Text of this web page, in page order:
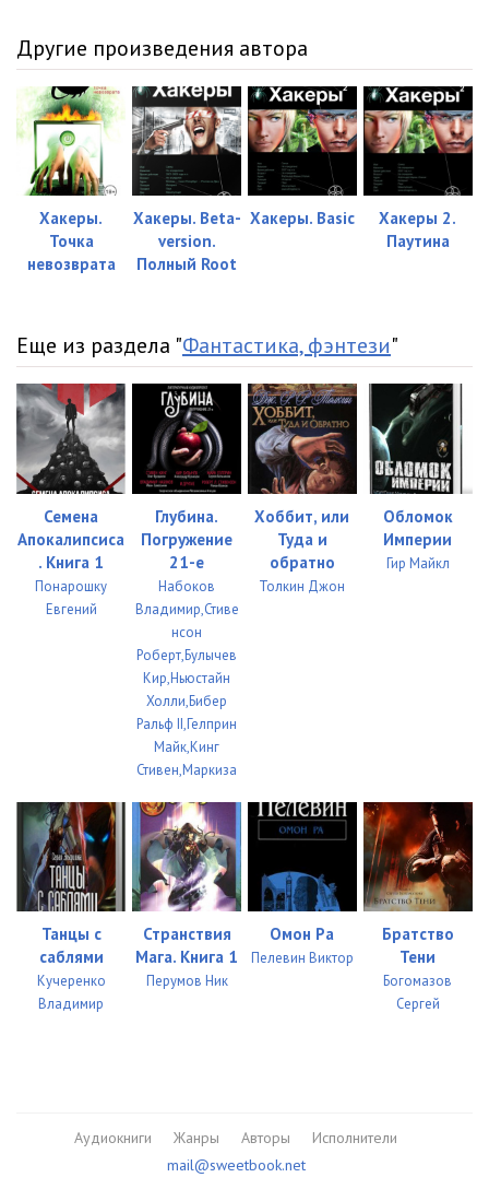
Другие произведения автора
Хакеры.
Точка
невозврата
Хакеры. Beta-
version.
Полный Root
Хакеры. Basic
Хакеры 2.
Паутина
Еще из раздела "Фантастика, фэнтези"
Семена
Апокалипсиса
. Книга 1
Понарошку
Евгений
Глубина.
Погружение
21-е
Набоков
Владимир,Стиве
нсон
Роберт,Булычев
Кир,Ньюстайн
Холли,Бибер
Ральф II,Гелприн
Майк,Кинг
Стивен,Маркиза
Хоббит, или
Туда и
обратно
Толкин Джон
Обломок
Империи
Гир Майкл
Танцы с
саблями
Кучеренко
Владимир
Странствия
Мага. Книга 1
Перумов Ник
Омон Ра
Пелевин Виктор
Братство
Тени
Богомазов
Сергей
Аудиокниги Жанры Авторы
Исполнители
mail@sweetbook.net